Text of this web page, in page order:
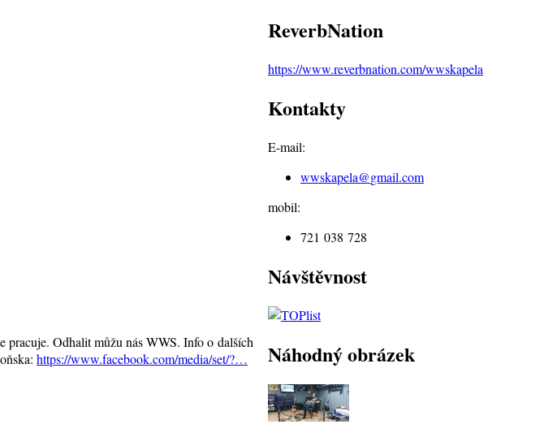
Odhalit můžu nás WWS. Info o dalších
https://www.facebook.com/media/set/?…
ReverbNation
https://www.reverbnation.com/wwskapela
Kontakty
E-mail:
wwskapela@gmail.com
mobil:
721 038 728
Návštěvnost
Náhodný obrázek